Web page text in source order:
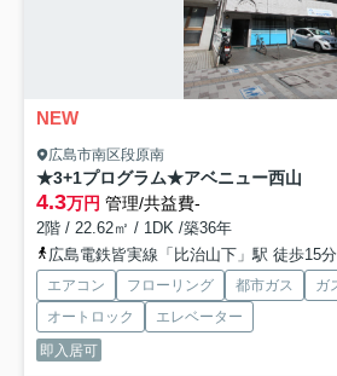
NEW
広島市南区段原南
★3+1プログラム★アベニュー西山
4.3万円 管理/共益費-
2階 / 22.62㎡ / 1DK /築36年
広島電鉄皆実線「比治山下」駅 徒歩15分
エアコン フローリング 都市ガス
ガ
オートロック
エレベーター
即入居可